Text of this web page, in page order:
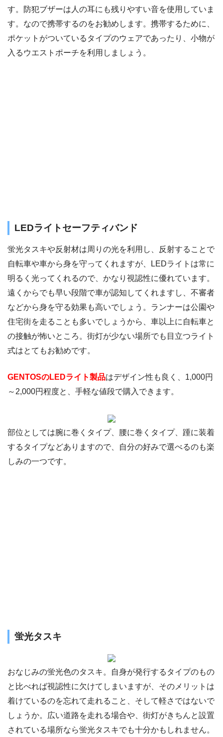
す。防犯ブザーは人の耳にも残りやすい音を使用していま
す。なので携帯するのをお勧めします。携帯するために、
ポケットがついているタイプのウェアであったり、小物が
入るウエストポーチを利用しましょう。
LEDライトセーフティバンド
蛍光タスキや反射材は周りの光を利用し、反射することで
自転車や車から身を守ってくれますが、LEDライトは常に
明るく光ってくれるので、かなり視認性に優れています。
遠くからでも早い段階で車が認知してくれますし、不審者
などから身を守る効果も高いでしょう。ランナーは公園や
住宅街を走ることも多いでしょうから、車以上に自転車と
の接触が怖いところ。街灯が少ない場所でも目立つライト
式はとてもお勧めです。
GENTOSのLEDライト製品はデザイン性も良く、1,000円
～2,000円程度と、手軽な値段で購入できます。
部位としては腕に巻くタイプ、腰に巻くタイプ、踵に装着
するタイプなどありますので、自分の好みで選べるのも楽
しみの一つです。
蛍光タスキ
おなじみの蛍光色のタスキ。自身が発行するタイプのもの
と比べれば視認性に欠けてしまいますが、そのメリットは
着けているのを忘れて走れること、そして軽さではないで
しょうか。広い道路を走れる場合や、街灯がきちんと設置
されている場所なら蛍光タスキでも十分かもしれません。